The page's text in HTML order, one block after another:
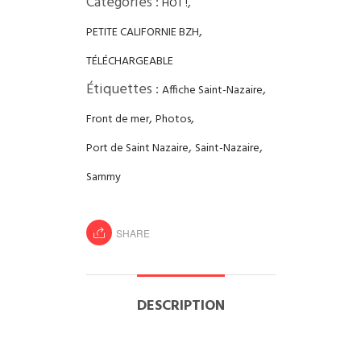
PETITE CALIFORNIE BZH,
TÉLÉCHARGEABLE
Étiquettes : Affiche Saint-Nazaire,
Front de mer,Photos,
Port de Saint Nazaire, Saint-Nazaire,
Sammy
SHARE
DESCRIPTION